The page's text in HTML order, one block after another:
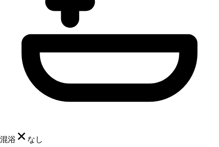
混浴 なし